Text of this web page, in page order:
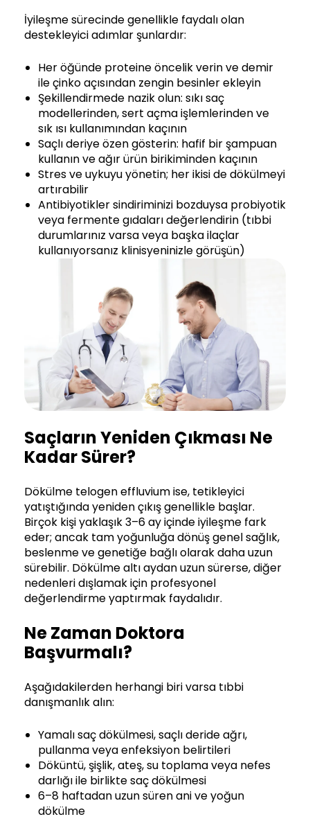
İyileşme sürecinde genellikle faydalı olan
destekleyici adımlar şunlardır:
Her öğünde proteine öncelik verin ve demir
ile çinko açısından zengin besinler ekleyin
Şekillendirmede nazik olun: sıkı saç
modellerinden, sert açma işlemlerinden ve
sık ısı kullanımından kaçının
Saçlı deriye özen gösterin: hafif bir şampuan
kullanın ve ağır ürün birikiminden kaçının
Stres ve uykuyu yönetin; her ikisi de dökülmeyi
artırabilir
Antibiyotikler sindiriminizi bozduysa probiyotik
veya fermente gıdaları değerlendirin (tıbbi
durumlarınız varsa veya başka ilaçlar
kullanıyorsanız klinisyeninizle görüşün)
Saçların Yeniden Çıkması Ne
Kadar Sürer?
Dökülme telogen effluvium ise, tetikleyici
yatıştığında yeniden çıkış genellikle başlar.
Birçok kişi yaklaşık 3–6 ay içinde iyileşme fark
eder; ancak tam yoğunluğa dönüş genel sağlık,
beslenme ve genetiğe bağlı olarak daha uzun
sürebilir. Dökülme altı aydan uzun sürerse, diğer
nedenleri dışlamak için profesyonel
değerlendirme yaptırmak faydalıdır.
Ne Zaman Doktora
Başvurmalı?
Aşağıdakilerden herhangi biri varsa tıbbi
danışmanlık alın:
Yamalı saç dökülmesi, saçlı deride ağrı,
pullanma veya enfeksiyon belirtileri
Döküntü, şişlik, ateş, su toplama veya nefes
darlığı ile birlikte saç dökülmesi
6–8 haftadan uzun süren ani ve yoğun
dökülme